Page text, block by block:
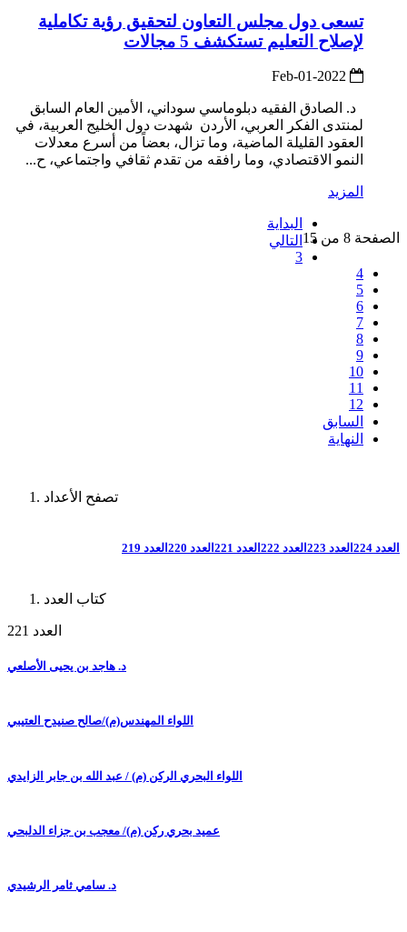
تسعى دول مجلس التعاون لتحقيق رؤية تكاملية
لإصلاح التعليم تستكشف 5 مجالات
د. الصادق الفقيه دبلوماسي سوداني، الأمين العام السابق
لمنتدى الفكر العربي، الأردن شهدت دول الخليج العربية، في
العقود القليلة الماضية، وما تزال، بعضاً من أسرع معدلات
النمو الاقتصادي، وما رافقه من تقدم ثقافي واجتماعي، ح...
المزيد
الصفحة 8 من 15
البداية
التالي
3
4
5
6
7
8
9
10
11
12
السابق
النهاية
تصفح الأعداد
العدد 224 العدد 223 العدد 222 العدد 221 العدد 220 العدد 219
كتاب العدد
العدد 221
د. هاجد بن يحيى الأصلعي
اللواء المهندس(م)/صالح صنيدح العتيبي
اللواء البحري الركن (م) / عبد الله بن جابر الزايدي
عميد بحري ركن (م)/ معجب بن جزاء الدلبحي
د. سامي ثامر الرشيدي